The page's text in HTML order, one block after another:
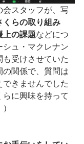
スタッフが、写
くらの取り組み
上の課題などにつ
ュ・マクレナン
受けさせていた
関係で、質問は
きませんでした
に興味を持って